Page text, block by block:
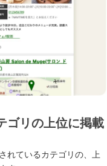
ゴリの上位に掲載
れているカテゴリの、上